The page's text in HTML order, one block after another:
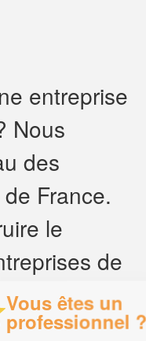
entreprise
Nous
des
France.
le
de
un
?